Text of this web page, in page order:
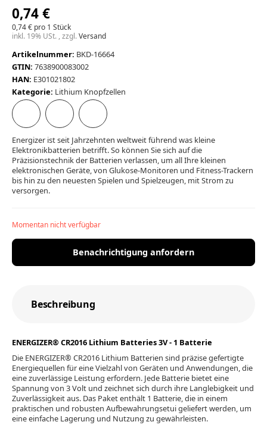
0,74 €
0,74 € pro 1 Stück
inkl. 19% USt. , zzgl.Versand
Artikelnummer: BKD-16664
GTIN: 7638900083002
HAN: E301021802
Kategorie: Lithium Knopfzellen
Energizer ist seit Jahrzehnten weltweit führend was kleine
Elektronikbatterien betrifft. So können Sie sich auf die
Präzisionstechnik der Batterien verlassen, um all Ihre kleinen
elektronischen Geräte, von Glukose-Monitoren und Fitness-Trackern
bis hin zu den neuesten Spielen und Spielzeugen, mit Strom zu
versorgen.
Momentan nicht verfügbar
Benachrichtigung anfordern
Beschreibung
ENERGIZER® CR2016 Lithium Batteries 3V - 1 Batterie
Die ENERGIZER® CR2016 Lithium Batterien sind präzise gefertigte
Energiequellen für eine Vielzahl von Geräten und Anwendungen, die
eine zuverlässige Leistung erfordern. Jede Batterie bietet eine
Spannung von 3 Volt und zeichnet sich durch ihre Langlebigkeit und
Zuverlässigkeit aus. Das Paket enthält 1 Batterie, die in einem
praktischen und robusten Aufbewahrungsetui geliefert werden, um
eine einfache Lagerung und Nutzung zu gewährleisten.